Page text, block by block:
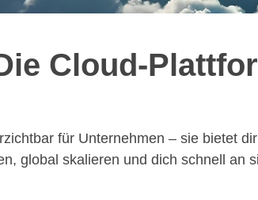
Cloud-
für Unternehmen – sie bietet
global skalieren und dich schnell an